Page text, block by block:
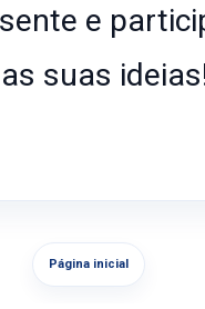
e
suas
Página inicial